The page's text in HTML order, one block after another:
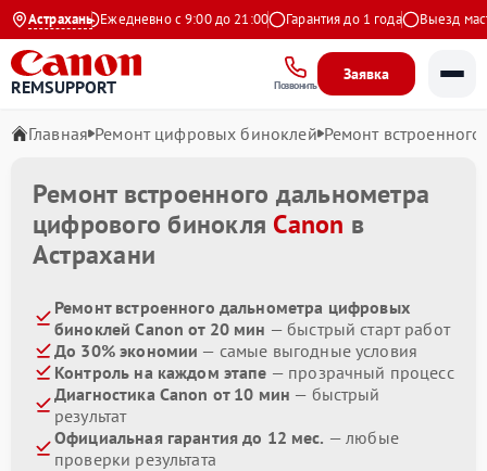
Астрахань
Яндекс Ежедневно с 9:00 до 21:00 Гарантия до 1 года Выезд
REMSUPPORT Позвонить
Заявка
Главная Ремонт цифровых биноклей Ремонт
Ремонт встроенного дальнометра
цифрового бинокля Canon в
Астрахани
Ремонт встроенного дальнометра цифровых
биноклей Canon от 20 мин — быстрый старт работ
До 30% экономии — самые выгодные условия
Контроль на каждом этапе — прозрачный процесс
Диагностика Canon от 10 мин — быстрый
результат
Официальная гарантия до 12 мес. — любые
проверки результата